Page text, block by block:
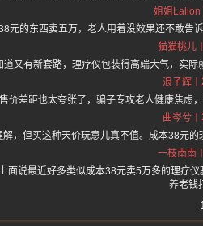
姐姐Lalion
元的东西卖五万，老人用着没效果还不敢告
猫猫桃儿
又有新套路，理疗仪包装得高端大气，实
浪子辉
价差距也太夸张了，骗子专攻老人健康焦虑
曲岑兮
，但买这种天价玩意儿真不值。成本38元
一枝南南
面说最近好多类似成本38元卖5万多的理疗
养老钱